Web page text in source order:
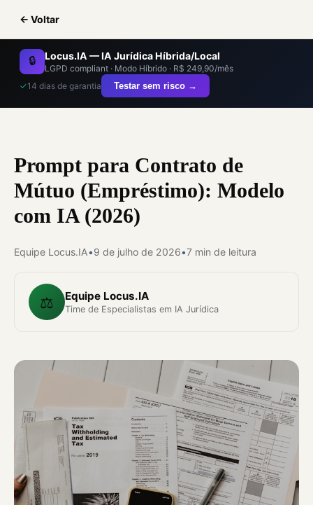
← Voltar
🔒 Locus.IA — IA Jurídica Híbrida/Local
LGPD compliant · Modo Híbrido · R$ 249,90/mês
✓14 dias de garantia Testar sem risco →
Prompt para Contrato de
Mútuo (Empréstimo): Modelo
com IA (2026)
Equipe Locus.IA•9 de julho de 2026•7 min de leitura
⚖️ Equipe Locus.IA
Time de Especialistas em IA Jurídica